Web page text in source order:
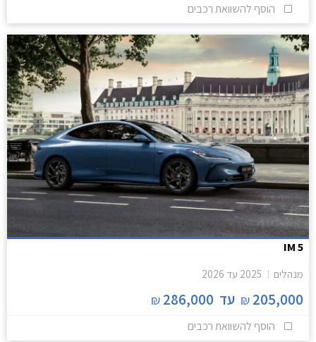
הוסף להשוואת רכבים
IM 5
מנהלים 2025 עד 2026
205,000
₪ עד 286,000
₪
הוסף להשוואת רכבים